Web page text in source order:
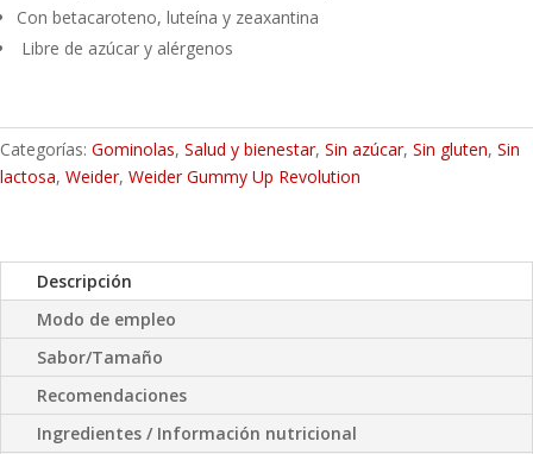
Con betacaroteno, luteína y zeaxantina
Libre de azúcar y alérgenos
Categorías: Gominolas, Salud y bienestar, Sin azúcar, Sin gluten, Sin
lactosa, Weider, Weider Gummy Up Revolution
Descripción
Modo de empleo
Sabor/Tamaño
Recomendaciones
Ingredientes / Información nutricional